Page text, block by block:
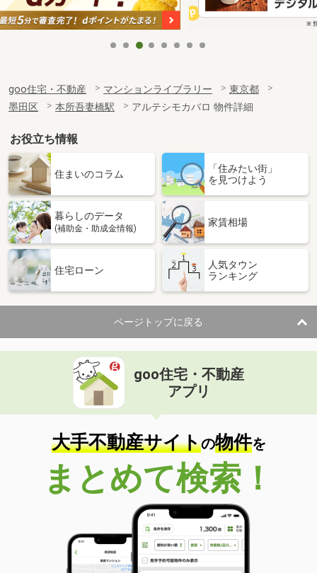
goo住宅・不動産 マンションライブラリー
東京都
墨田区
本所吾妻橋駅 アルテシモカバロ 物件詳細
お役立ち情報
住まいのコラム
「住みたい街」
を見つけよう
暮らしのデータ
(補助金・助成金情報)
家賃相場
住宅ローン
人気タウン
ランキング
ページトップに戻る
goo住宅・不動産
アプリ
大手不動産サイトの物件を
まとめて検索！